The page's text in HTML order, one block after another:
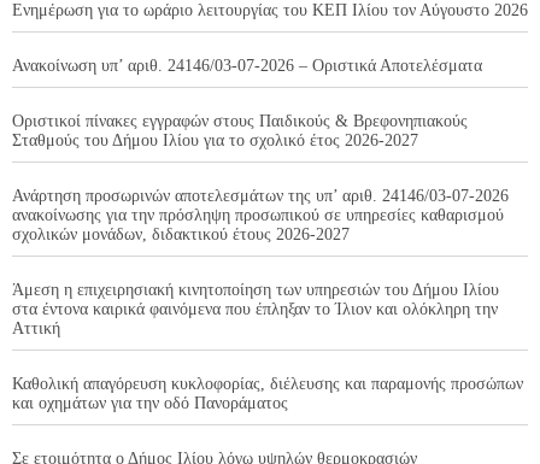
Ενημέρωση για το ωράριο λειτουργίας του ΚΕΠ Ιλίου τον Αύγουστο 2026
Ανακοίνωση υπ’ αριθ. 24146/03-07-2026 – Οριστικά Αποτελέσματα
Οριστικοί πίνακες εγγραφών στους Παιδικούς & Βρεφονηπιακούς
Σταθμούς του Δήμου Ιλίου για το σχολικό έτος 2026-2027
Ανάρτηση προσωρινών αποτελεσμάτων της υπ’ αριθ. 24146/03-07-2026
ανακοίνωσης για την πρόσληψη προσωπικού σε υπηρεσίες καθαρισμού
σχολικών μονάδων, διδακτικού έτους 2026-2027
Άμεση η επιχειρησιακή κινητοποίηση των υπηρεσιών του Δήμου Ιλίου
στα έντονα καιρικά φαινόμενα που έπληξαν το Ίλιον και ολόκληρη την
Αττική
Καθολική απαγόρευση κυκλοφορίας, διέλευσης και παραμονής προσώπων
και οχημάτων για την οδό Πανοράματος
Σε ετοιμότητα ο Δήμος Ιλίου λόγω υψηλών θερμοκρασιών